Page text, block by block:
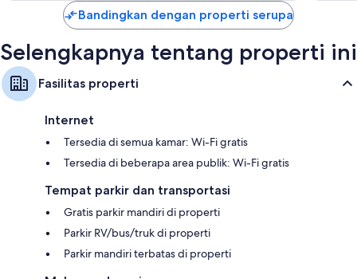
Bandingkan dengan properti serupa
Selengkapnya tentang properti ini
Fasilitas properti
Internet
Tersedia di semua kamar: Wi-Fi gratis
Tersedia di beberapa area publik: Wi-Fi gratis
Tempat parkir dan transportasi
Gratis parkir mandiri di properti
Parkir RV/bus/truk di properti
Parkir mandiri terbatas di properti